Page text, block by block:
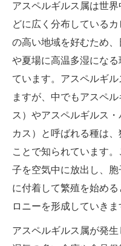
アスペルギルス属は世
どに広く分布している
の高い地域を好むため
や夏場に高温多湿にな
ています。アスペルギ
ますが、中でもアスペ
ス）やアスペルギルス
カス）と呼ばれる種は
ことで知られています
子を空気中に放出し、
に付着して繁殖を始め
ロニーを形成していきま
アスペルギルス属が発生